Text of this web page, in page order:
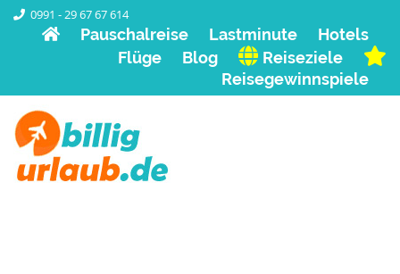
0991 - 29 67 67 614
Pauschalreise Lastminute
Hotels
Flüge
Blog
Reiseziele
Reisegewinnspiele